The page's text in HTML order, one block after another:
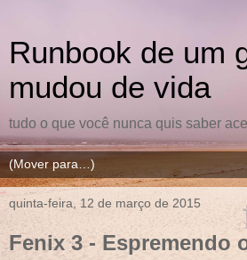
Runbook de um
mudou de vida
tudo o que você nunca quis saber
quinta-feira, 12 de março de 2015
Fenix 3 - Espremendo